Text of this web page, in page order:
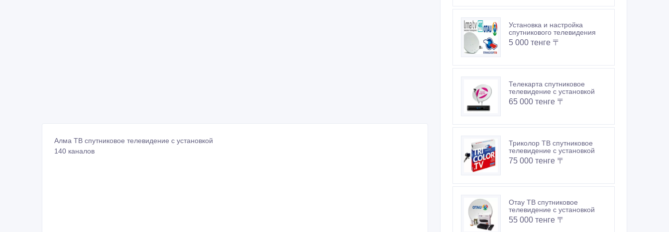
Алма ТВ спутниковое телевидение с установкой
140 каналов
Установка и настройка
спутникового телевидения
5 000 тенге 〒
Телекарта спутниковое
телевидение с установкой
65 000 тенге 〒
Триколор ТВ спутниковое
телевидение с установкой
75 000 тенге 〒
Отау ТВ спутниковое
телевидение с установкой
55 000 тенге 〒